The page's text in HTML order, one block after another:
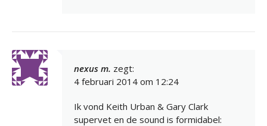
nexus m. zegt:
4 februari 2014 om 12:24
Ik vond Keith Urban & Gary Clark
supervet en de sound is formidabel: